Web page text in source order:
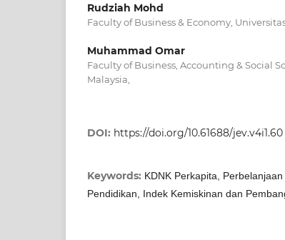
Rudziah Mohd
Faculty of Business & Economy,
Muhammad Omar
Faculty of Business, Accounting & Social
Malaysia,
DOI: https://doi.org/10.61688/jev.v4i1.60
Keywords: KDNK Perkapita,
Pendidikan, Indek Kemiskinan dan